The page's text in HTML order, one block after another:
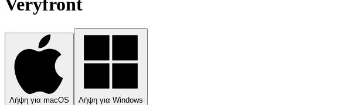
Veryfront
Λήψη για macOS Λήψη για Windows